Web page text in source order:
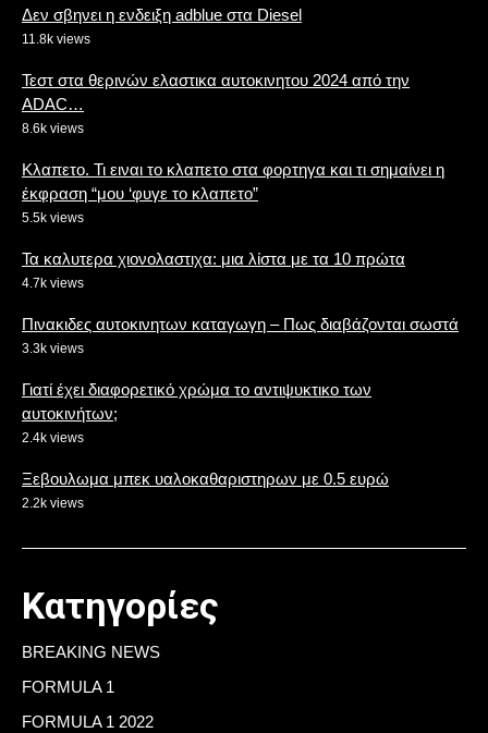
Δεν σβηνει η ενδειξη adblue στα Diesel
11.8k views
Τεστ στα θερινών ελαστικα αυτοκινητου 2024 από την
ADAC…
8.6k views
Κλαπετο. Τι ειναι το κλαπετο στα φορτηγα και τι σημαίνει η
έκφραση “μου ‘φυγε το κλαπετο”
5.5k views
Τα καλυτερα χιονολαστιχα: μια λίστα με τα 10 πρώτα
4.7k views
Πινακιδες αυτοκινητων καταγωγη – Πως διαβάζονται σωστά
3.3k views
Γιατί έχει διαφορετικό χρώμα το αντιψυκτικο των
αυτοκινήτων;
2.4k views
Ξεβουλωμα μπεκ υαλοκαθαριστηρων με 0.5 ευρώ
2.2k views
Κατηγορίες
BREAKING NEWS
FORMULA 1
FORMULA 1 2022